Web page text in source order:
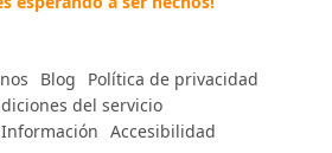
Blog Política de privacidad
del servicio
Accesibilidad